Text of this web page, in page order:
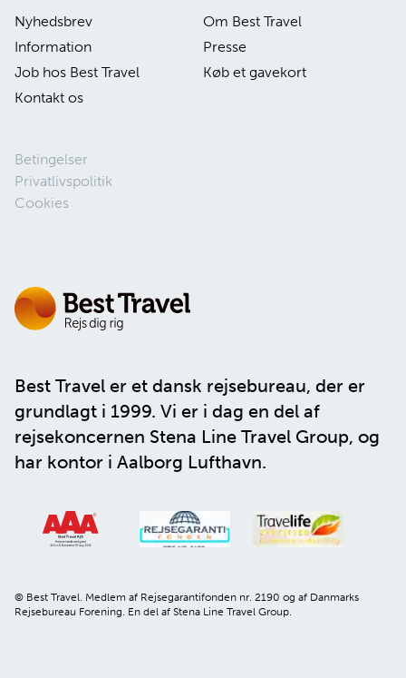
Best Travel er et dansk rejsebureau, der er
grundlagt i 1999. Vi er i dag en del af
rejsekoncernen Stena Line Travel Group, og
har kontor i Aalborg Lufthavn.
© Best Travel. Medlem af Rejsegarantifonden nr. 2190 og af Danmarks
Rejsebureau Forening. En del af Stena Line Travel Group.
Nyhedsbrev
Om Best Travel
Information
Presse
Job hos Best Travel
Køb et gavekort
Kontakt os
Betingelser
Privatlivspolitik
Cookies